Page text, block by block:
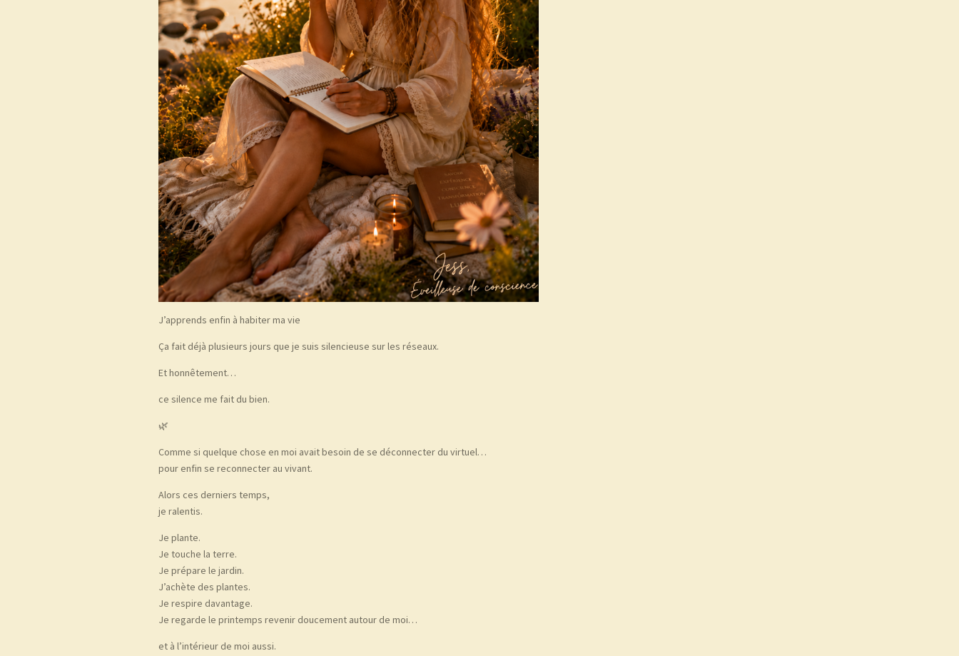
J’apprends enfin à habiter ma vie
Ça fait déjà plusieurs jours que je suis silencieuse sur les réseaux.
Et honnêtement…
ce silence me fait du bien.
🌿
Comme si quelque chose en moi avait besoin de se déconnecter du virtuel…
pour enfin se reconnecter au vivant.
Alors ces derniers temps,
je ralentis.
Je plante.
Je touche la terre.
Je prépare le jardin.
J’achète des plantes.
Je respire davantage.
Je regarde le printemps revenir doucement autour de moi…
et à l’intérieur de moi aussi.